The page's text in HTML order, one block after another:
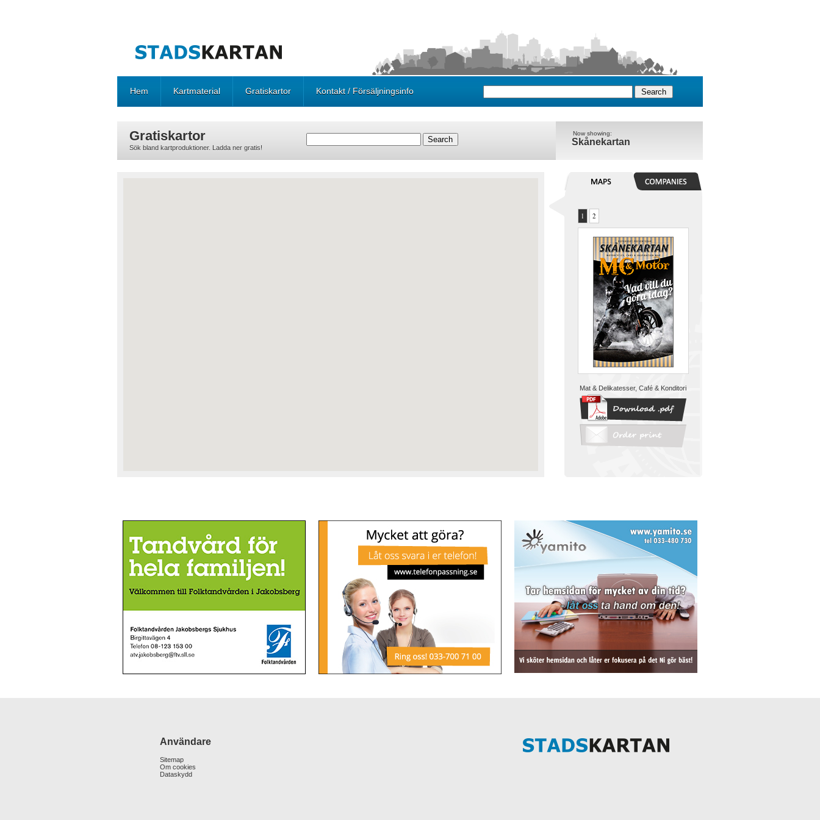
Hem Kartmaterial Gratiskartor Kontakt / Försäljningsinfo
Now showing:
Skånekartan
Gratiskartor
Sök bland kartproduktioner. Ladda ner gratis!
1 2
Mat & Delikatesser, Café & Konditori
Användare
Sitemap
Om cookies
Dataskydd